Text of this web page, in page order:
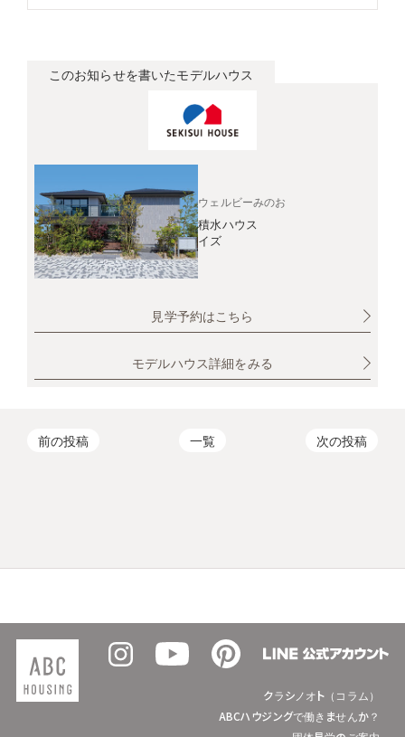
このお知らせを書いたモデルハウス
ウェルビーみのお
積水ハウス
イズ
見学予約はこちら
モデルハウス詳細をみる
前の投稿 一覧 次の投稿
クラシノオト（コラム）
ABCハウジングで働きませんか？